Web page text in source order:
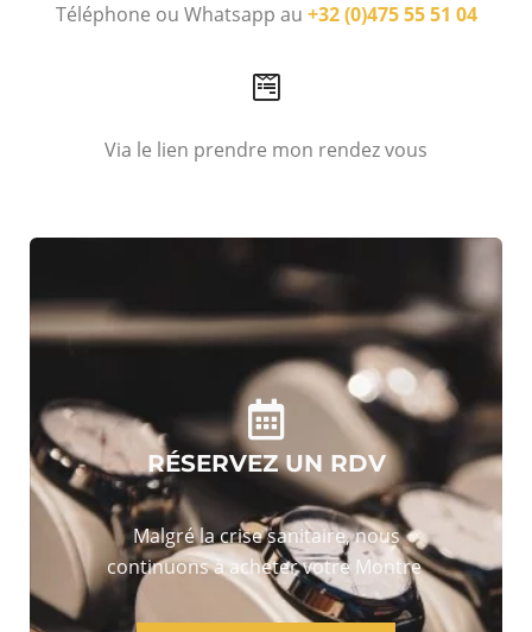
Téléphone ou Whatsapp au +32 (0)475 55 51 04
Via le lien prendre mon rendez vous
RÉSERVEZ UN RDV
Malgré la crise sanitaire, nous
continuons à acheter votre Montre